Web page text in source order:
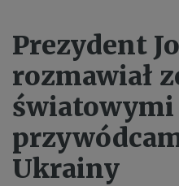
Prezydent
rozmawiał
światowymi
Ukrainy